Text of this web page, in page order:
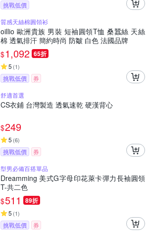
挑戰低價
質感天絲棉圓領衫
oillio 歐洲貴族 男裝 短袖圓領T恤 桑蠶絲 天絲
棉 透氣排汗 簡約時尚 防皺 白色 法國品牌
$1,092 65折
5 (1)
挑戰低價
券
舒適首選
CS衣鋪 台灣製造 透氣速乾 硬漢背心
$249
5 (6)
挑戰低價
券
型男必備百搭單品
Dreamming 美式G字母印花萊卡彈力長袖圓領
T-共二色
$511 89折
5 (1)
挑戰低價
券